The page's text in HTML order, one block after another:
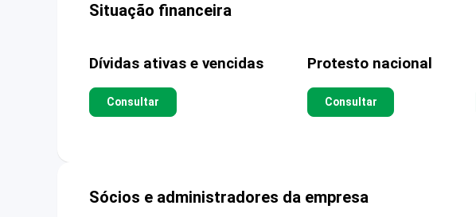
Situação financeira
Dívidas ativas e vencidas
Consultar
Protesto nacional
Consultar
Sócios e administradores da empresa